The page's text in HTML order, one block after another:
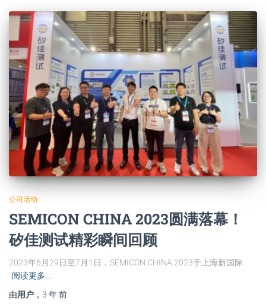
公司活动
SEMICON CHINA 2023圆满落幕！
矽佳测试精彩瞬间回顾
2023年6月29日至7月1日，SEMICON CHINA 2023于上海新国际
阅读更多…
由用户 ， 3 年前